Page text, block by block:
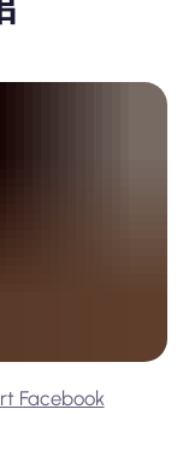
Facebook